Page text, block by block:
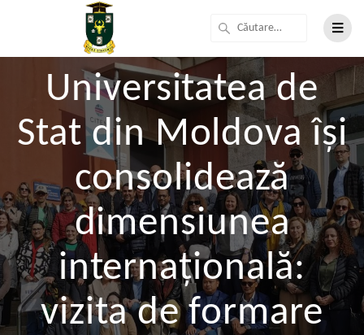
Universitatea de
Stat din Moldova își
consolidează
dimensiunea
internațională:
vizita de formare